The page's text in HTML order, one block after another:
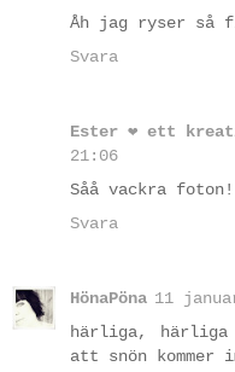
Åh jag ryser så
Svara
Ester ❤ ett
21:06
Såå vackra
Svara
HönaPöna 11
härliga,
att snön kommer